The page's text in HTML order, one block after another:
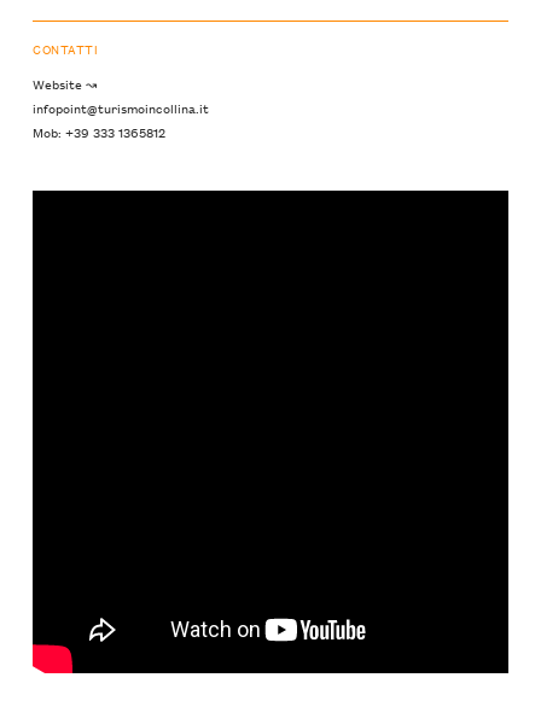
CONTATTI
Website ↝
infopoint@turismoincollina.it
Mob: +39 333 1365812